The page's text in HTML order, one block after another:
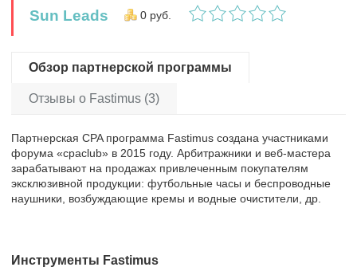
Sun Leads 0 руб.
Обзор партнерской программы
Отзывы о Fastimus (3)
Партнерская CPA программа Fastimus создана участниками
форума «cpaclub» в 2015 году. Арбитражники и веб-мастера
зарабатывают на продажах привлеченным покупателям
эксклюзивной продукции: футбольные часы и беспроводные
наушники, возбуждающие кремы и водные очистители, др.
Инструменты Fastimus